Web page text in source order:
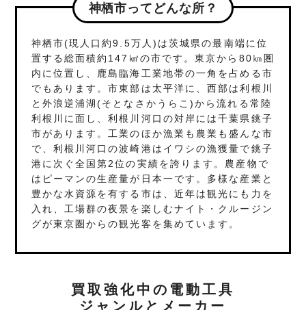
神栖市ってどんな所？
神栖市(現人口約9.5万人)は茨城県の最南端に位
置する総面積約147㎢の市です。東京から80㎞圏
内に位置し、鹿島臨海工業地帯の一角を占める市
でもあります。市東部は太平洋に、西部は利根川
と外浪逆浦湖(そとなさかうらこ)から流れる常陸
利根川に面し、利根川河口の対岸には千葉県銚子
市があります。工業のほか漁業も農業も盛んな市
で、利根川河口の波崎港はイワシの漁獲量で銚子
港に次ぐ全国第2位の実績を誇ります。農産物で
はピーマンの生産量が日本一です。多様な産業と
豊かな水資源を有する市は、近年は観光にも力を
入れ、工場群の夜景を楽しむナイト・クルージン
グが東京圏からの観光客を集めています。
買取強化中の電動工具
ジャンルとメーカー